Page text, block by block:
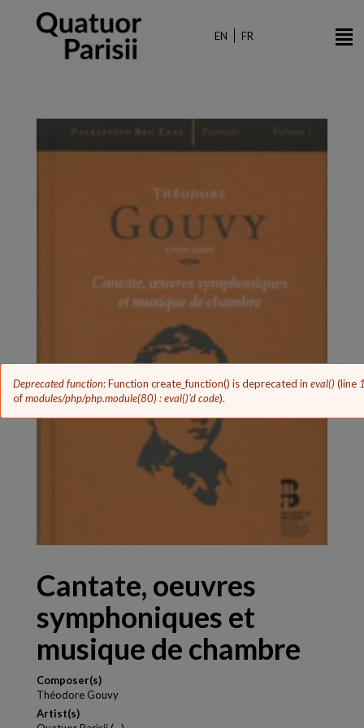
Error
message
Deprecated function: Function create_function() is deprecated in eval() (line
ofmodules/php/php.module(80) : eval()'d code).
EN FR
Cantate, oeuvres
symphoniques et
musique de chambre
Composer(s)
Théodore Gouvy
Artist(s)